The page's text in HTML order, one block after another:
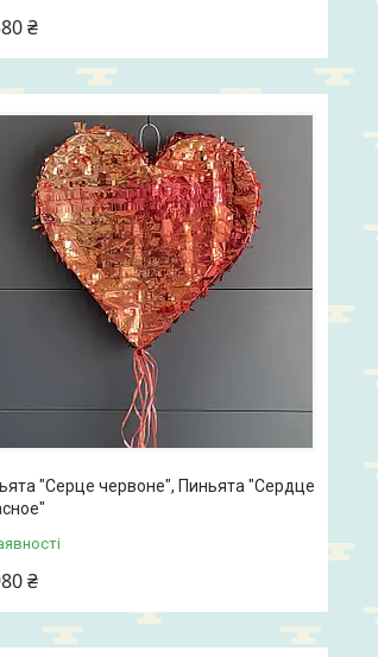
₴
"Серце червоне", Пиньята "Сердце
₴